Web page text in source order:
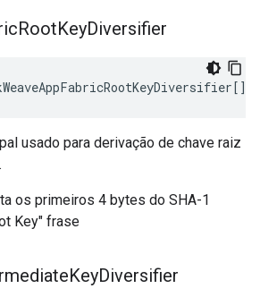
RootKeyDiversifier
[]
usado para derivação de chave raiz
os primeiros 4 bytes do SHA-1
Key" frase
KeyDiversifier